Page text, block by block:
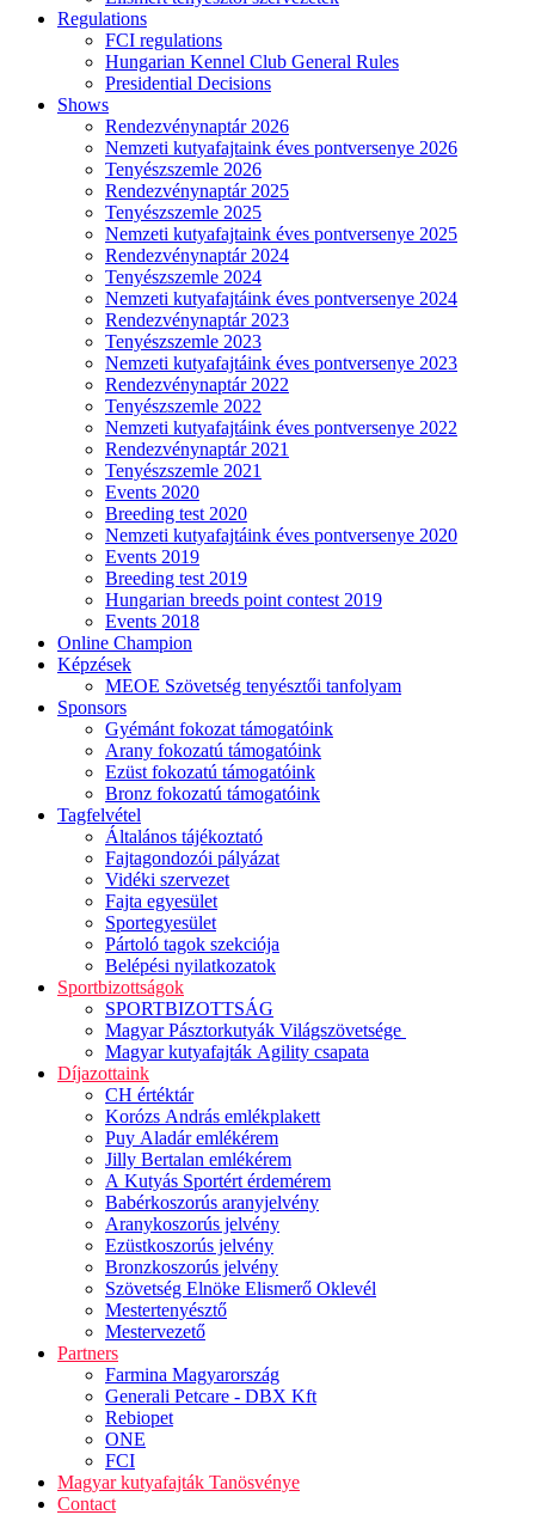
Regulations
FCI regulations
Hungarian Kennel Club General Rules
Presidential Decisions
Shows
Rendezvénynaptár 2026
Nemzeti kutyafajtaink éves pontversenye 2026
Tenyészszemle 2026
Rendezvénynaptár 2025
Tenyészszemle 2025
Nemzeti kutyafajtaink éves pontversenye 2025
Rendezvénynaptár 2024
Tenyészszemle 2024
Nemzeti kutyafajtáink éves pontversenye 2024
Rendezvénynaptár 2023
Tenyészszemle 2023
Nemzeti kutyafajtáink éves pontversenye 2023
Rendezvénynaptár 2022
Tenyészszemle 2022
Nemzeti kutyafajtáink éves pontversenye 2022
Rendezvénynaptár 2021
Tenyészszemle 2021
Events 2020
Breeding test 2020
Nemzeti kutyafajtáink éves pontversenye 2020
Events 2019
Breeding test 2019
Hungarian breeds point contest 2019
Events 2018
Online Champion
Képzések
MEOE Szövetség tenyésztői tanfolyam
Sponsors
Gyémánt fokozat támogatóink
Arany fokozatú támogatóink
Ezüst fokozatú támogatóink
Bronz fokozatú támogatóink
Tagfelvétel
Általános tájékoztató
Fajtagondozói pályázat
Vidéki szervezet
Fajta egyesület
Sportegyesület
Pártoló tagok szekciója
Belépési nyilatkozatok
Sportbizottságok
SPORTBIZOTTSÁG
Magyar Pásztorkutyák Világszövetsége
Magyar kutyafajták Agility csapata
Díjazottaink
CH értéktár
Korózs András emlékplakett
Puy Aladár emlékérem
Jilly Bertalan emlékérem
A Kutyás Sportért érdemérem
Babérkoszorús aranyjelvény
Aranykoszorús jelvény
Ezüstkoszorús jelvény
Bronzkoszorús jelvény
Szövetség Elnöke Elismerő Oklevél
Mestertenyésztő
Mestervezető
Partners
Farmina Magyarország
Generali Petcare - DBX Kft
Rebiopet
ONE
FCI
Magyar kutyafajták Tanösvénye
Contact